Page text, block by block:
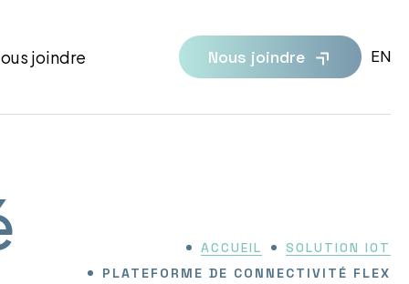
joindre Nous joindre EN
:
ACCUEIL
SOLUTION IOT
PLATEFORME DE CONNECTIVITÉ FLEX